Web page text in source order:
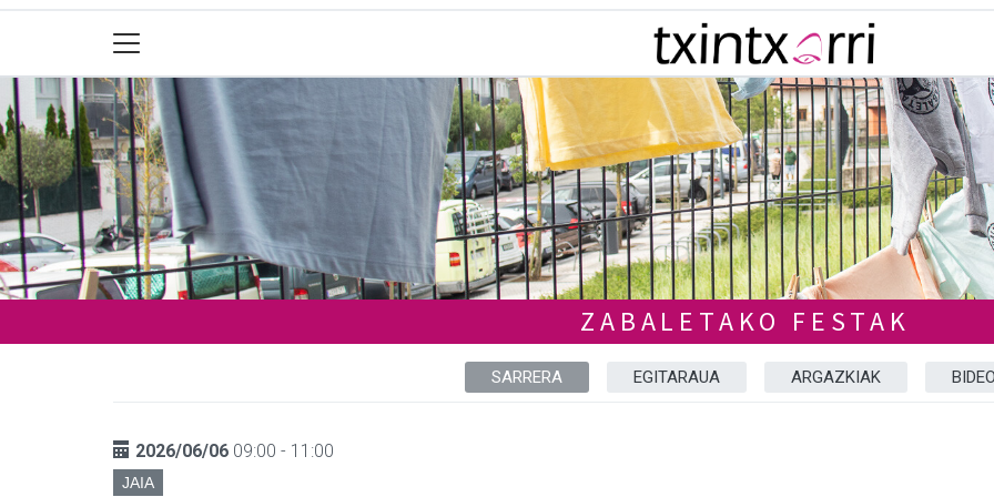
ZABALETAKO FESTAK
SARRERA EGITARAUA ARGAZKIAK
2026/06/06 09:00 - 11:00
JAIA